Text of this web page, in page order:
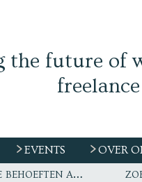
the future of
EVENTS OVER
Ework nu wereldwijde partner van WirelessCar’s talentstrategie en toekomstige behoeften aan personeel